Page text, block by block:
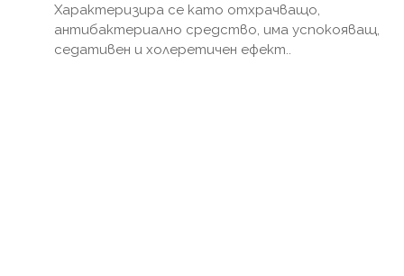
Характеризира се като отхрачващо,
антибактериално средство, има успокояващ,
седативен и холеретичен ефект..